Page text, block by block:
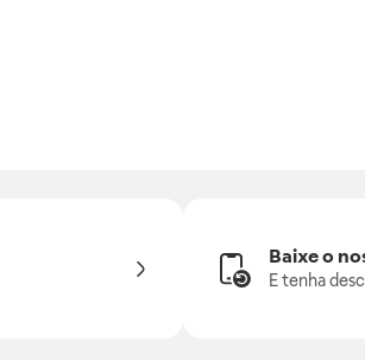
Baixe o
E tenha